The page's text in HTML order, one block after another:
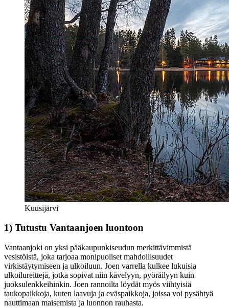
Kuusijärvi
1) Tutustu Vantaanjoen luontoon
Vantaanjoki on yksi pääkaupunkiseudun merkittävimmistä
vesistöistä, joka tarjoaa monipuoliset mahdollisuudet
virkistäytymiseen ja ulkoiluun. Joen varrella kulkee lukuisia
ulkoilureittejä, jotka sopivat niin kävelyyn, pyöräilyyn kuin
juoksulenkkeihinkin. Joen rannoilta löydät myös viihtyisiä
taukopaikkoja, kuten laavuja ja eväspaikkoja, joissa voi pysähtyä
nauttimaan maisemista ja luonnon rauhasta.